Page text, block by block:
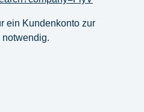
ein Kundenkonto zur